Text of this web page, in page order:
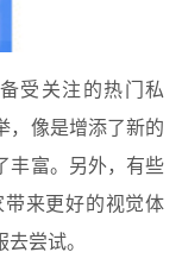
受关注的热门私
，像是增添了新的
丰富。另外，有些
来更好的视觉体
尝试。